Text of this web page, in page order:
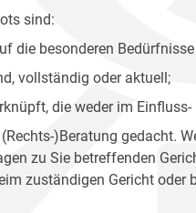
sind:
die besonderen
vollständig oder aktuell;
die weder im
)Beratung gedacht.
zu Sie betreffenden
zuständigen Gericht oder